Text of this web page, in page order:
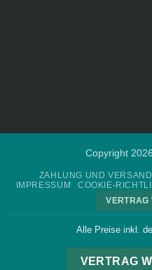
Copyright
ZAHLUNG UND VERSAND
IMPRESSUM
COOKIE-
VERTRAG
Alle Preise inkl.
VERTRAG